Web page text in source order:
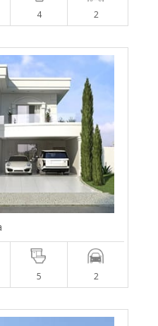
4 2
5 2